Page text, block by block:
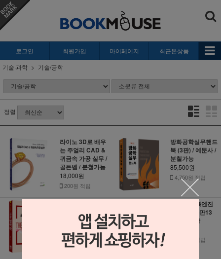
로그인 회원가입 마이페이지
최근본상품
기술·과학
기술/공학
정렬
라이노 3D로 배우
는 주얼리 CAD &
귀금속 가공 실무 /
골든벨 / 분철가능
18,000원
200원 적립
방화공학실무핸드
북 (3판) / 예문사 /
분철가능
85,500원
4,750원 적립
성안당 / 분철가능
28,800원
1,600원 적립
항공기 왕복엔진
(개정증보2판13
쇄) / 성안당
1,250원 적립